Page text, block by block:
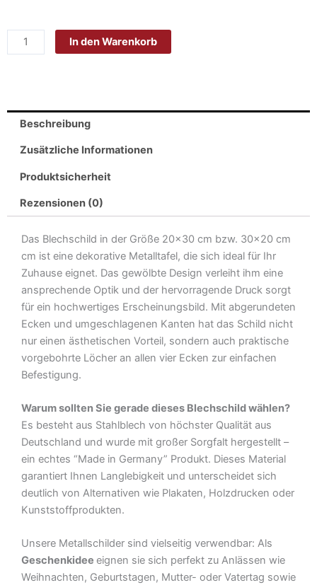
Germany
Nutzkatze
nicht
stören
blaues
Deko
Schild
Menge
In den Warenkorb
Beschreibung
Zusätzliche Informationen
Produktsicherheit
Rezensionen (0)
Das Blechschild in der Größe 20×30 cm bzw. 30×20 cm
cm ist eine dekorative Metalltafel, die sich ideal für Ihr
Zuhause eignet. Das gewölbte Design verleiht ihm eine
ansprechende Optik und der hervorragende Druck sorgt
für ein hochwertiges Erscheinungsbild. Mit abgerundeten
Ecken und umgeschlagenen Kanten hat das Schild nicht
nur einen ästhetischen Vorteil, sondern auch praktische
vorgebohrte Löcher an allen vier Ecken zur einfachen
Befestigung.
Warum sollten Sie gerade dieses Blechschild wählen?
Es besteht aus Stahlblech von höchster Qualität aus
Deutschland und wurde mit großer Sorgfalt hergestellt –
ein echtes “Made in Germany” Produkt. Dieses Material
garantiert Ihnen Langlebigkeit und unterscheidet sich
deutlich von Alternativen wie Plakaten, Holzdrucken oder
Kunststoffprodukten.
Unsere Metallschilder sind vielseitig verwendbar: Als
Geschenkidee eignen sie sich perfekt zu Anlässen wie
Weihnachten, Geburtstagen, Mutter- oder Vatertag sowie